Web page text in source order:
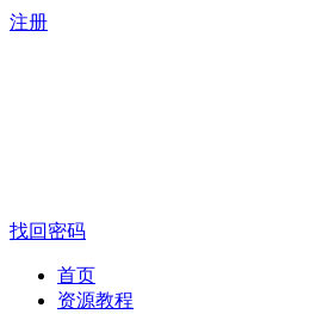
注册
找回密码
首页
资源教程